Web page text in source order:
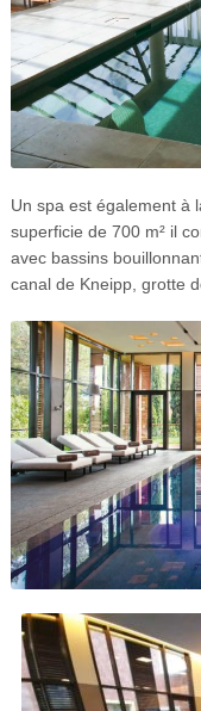
Un spa est également à
superficie de 700 m² il
avec bassins
canal de Kneipp, grotte